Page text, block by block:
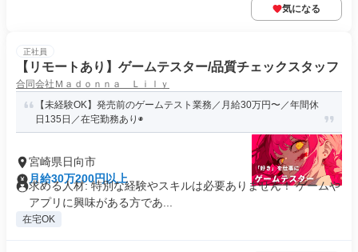
気になる
正社員
【リモートあり】ゲームテスター/品質チェックスタッフ
合同会社Ｍａｄｏｎｎａ Ｌｉｌｙ
【未経験OK】発売前のゲームテスト業務／月給30万円〜／年間休
日135日／在宅勤務あり◉
宮崎県日向市
月給30万200円以上
求める人材: 特別な経験やスキルは必要ありません！ ゲームや
アプリに興味がある方であ...
在宅OK